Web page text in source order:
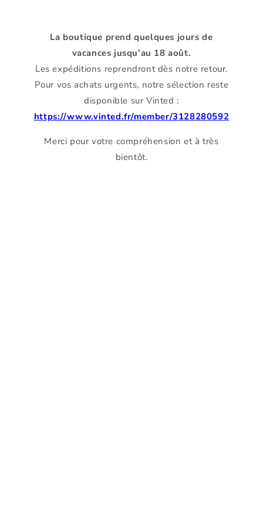
La boutique prend quelques jours de
vacances jusqu’au 18 août.
Les expéditions reprendront dès notre retour.
Pour vos achats urgents, notre sélection reste
disponible sur Vinted :
https://www.vinted.fr/member/3128280592
Merci pour votre compréhension et à très
bientôt.